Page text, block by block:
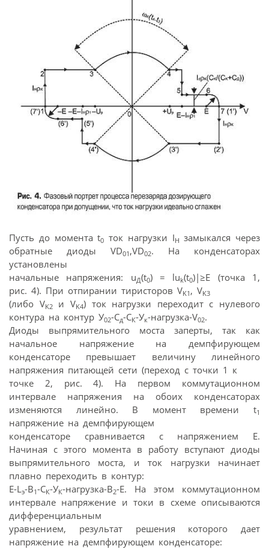
Пусть до момента t0 ток нагрузки IH замыкался через
обратные диоды VD01 ,VD02. На конденсаторах
установлены
начальные напряжения: uД(t0) = luk(t0)|≥E (точка 1,
рис. 4). При отпирании тиристоров VK1 , VK3
(либо VK2и VK4) ток нагрузки переходит с нулевого
контура на контур У02-Сд-СК-Ук-нагрузка-V02.
Диоды выпрямительного моста заперты, так как
начальное напряжение на демпфирующем
конденсаторе превышает величину линейного
напряжения питающей сети (переход с точки 1 к
точке 2, рис. 4). На первом коммутационном
интервале напряжения на обоих конденсаторах
изменяются линейно. В момент времени t1
напряжение на демпфирующем
конденсаторе сравнивается с напряжением Е.
Начиная с этого момента в работу вступают диоды
выпрямительного моста, и ток нагрузки начинает
плавно переходить в контур:
E-Lэ-В1-СК-УК-нагрузка-В2-E. На этом коммутационном
интервале напряжение и токи в схеме описываются
дифференциальным
уравнением, результат решения которого дает
напряжение на демпфирующем конденсаторе: